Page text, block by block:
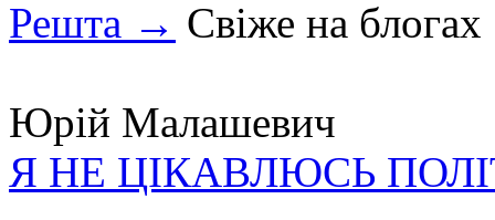
Решта → Свіже на блогах
Юрій Малашевич
Я НЕ ЦІКАВЛЮСЬ